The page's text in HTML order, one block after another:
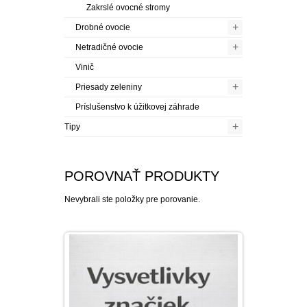
PLEKTRANT
DIASCIA
HELICHRYSUM
ISOTOMA
MARGARÉTA - EURYOPS
VEJÁROVKA
LOBULÁRIA
NETÝKAVKA
SLAMIHA
ZÁDUŠNÍK
ECHINACEA
Zakrslé ovocné stromy
Drobné ovocie +
Netradičné ovocie +
Vinič
Priesady zeleniny +
Príslušenstvo k úžitkovej záhrade
Tipy +
POROVNAŤ PRODUKTY
Nevybrali ste položky pre porovanie.